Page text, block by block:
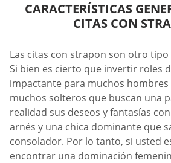
CARACTERÍSTICAS
CITAS CON
Las citas con strapon son otro tipo
Si bien es cierto que invertir roles
impactante para muchos hombres
muchos solteros que buscan una
realidad sus deseos y fantasías
arnés y una chica dominante que
consolador. Por lo tanto, si usted
encontrar una dominación